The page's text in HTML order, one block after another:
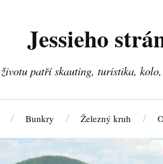
Jessieho
patří skauting, turistika,
Bunkry Železný kruh